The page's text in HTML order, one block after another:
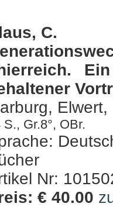
C.
Elwert,
S., Gr.8°, OBr.
Nr:
€ 40.00